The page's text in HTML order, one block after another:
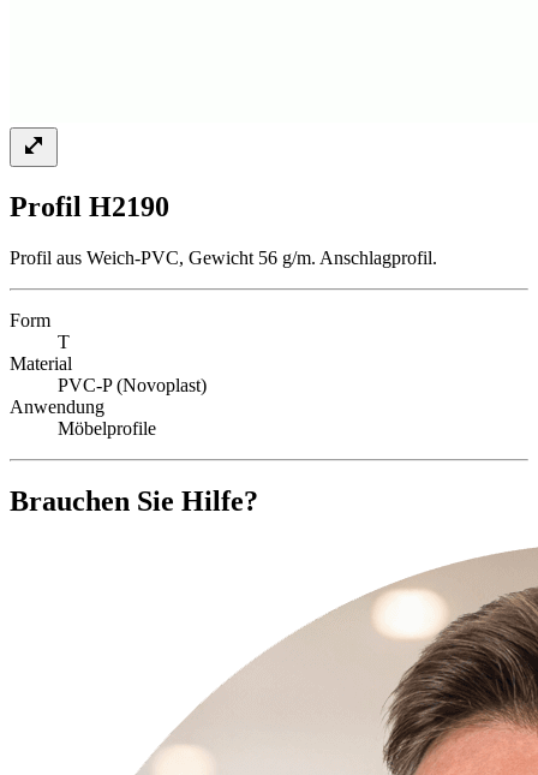
Profil H2190
Profil aus Weich-PVC, Gewicht 56 g/m. Anschlagprofil.
Form
T
Material
PVC-P (Novoplast)
Anwendung
Möbelprofile
Brauchen Sie Hilfe?